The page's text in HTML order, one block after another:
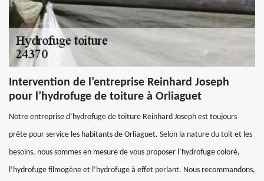
Intervention de l’entreprise Reinhard Joseph
pour l’hydrofuge de toiture à Orliaguet
Notre entreprise d’hydrofuge de toiture Reinhard Joseph est toujours
prête pour service les habitants de Orliaguet. Selon la nature du toit et les
besoins, nous sommes en mesure de vous proposer l’hydrofuge coloré,
l’hydrofuge filmogène et l’hydrofuge à effet perlant. Nous recommandons,